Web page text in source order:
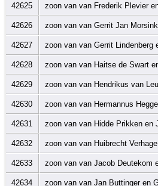
42625 zoon van van Frederik Plevier
42626 zoon van van Gerrit Jan
42627 zoon van van Gerrit Lindenberg
42628 zoon van van Haitse de Swart
42629 zoon van van Hendrikus van
42630 zoon van van Hermannus
42631 zoon van van Hidde Prikken en
42632 zoon van van Huibrecht
42633 zoon van van Jacob Deutekom
42634 zoon van van Jan Buttinger en